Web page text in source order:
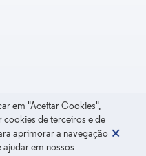
em "Aceitar Cookies",
de terceiros e de
aprimorar a navegação
ajudar em nossos